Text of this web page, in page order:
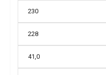
230
228
41,0